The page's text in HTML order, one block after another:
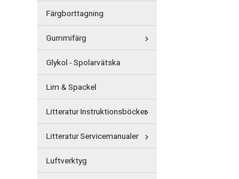
Färgborttagning
Gummifärg
Glykol - Spolarvätska
Lim & Spackel
Litteratur Instruktionsböcker
Litteratur Servicemanualer
Luftverktyg